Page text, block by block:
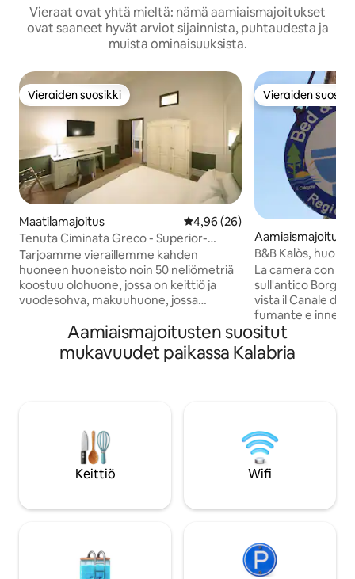
Vieraat ovat yhtä mieltä: nämä aamiaismajoitukset
ovat saaneet hyvät arviot sijainnista, puhtaudesta ja
muista ominaisuuksista.
Vieraiden suosikki
Vieraiden suosikki
Maatilamajoitus Keskimääräinen arvio 4,96/5,
4,96 (26)
Tenuta Ciminata Greco - Superior-
huoneisto
Tarjoamme vieraillemme kahden
huoneen huoneisto noin 50 neliömetriä
koostuu olohuone, jossa on keittiö ja
vuodesohva, makuuhuone, jossa
yhden hengen vuode, ja oma
kylpyhuone suihkulla. Huoneistossa on
keittiö (kaikkineen), jossa on tervetullut
(pyynnöstä), hiustenkuivaaja ja
tallelokero. Huoneisto sijaitsee sisällä
historiallinen kartano 700, jossa voit
vierailla vanha mylly, historiallinen kirjasto
makealla ja suolaisella ruoalla tarjoillaan
remontoituna. Voit myös käyttää uima-
allasta porealtaalla, jota ympäröivät
Vieraiden
Vieraiden
B&B Kalòs, huone
La camera con
sull'antico Borgo
vista il Canale di
fumante e
completo in
ha: aria
minifrigor, un
letti o culle. il
matrimoniale,
letti singoli.
Aamiaismajoitusten suositut
mukavuudet paikassa Kalabria
Keittiö Wifi